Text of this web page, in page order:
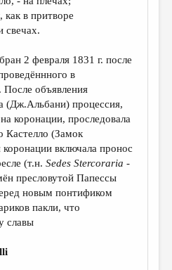
как в притворе
свечах.
2 февраля 1831 г. после
в
После объявления
(Дж.Альбани) процессия,
коронации, проследовала
(Замок
включала пронос
(т.н.Sedes Stercoraria -
пресловутой Папессы
новым понтификом
пакли, что
славы